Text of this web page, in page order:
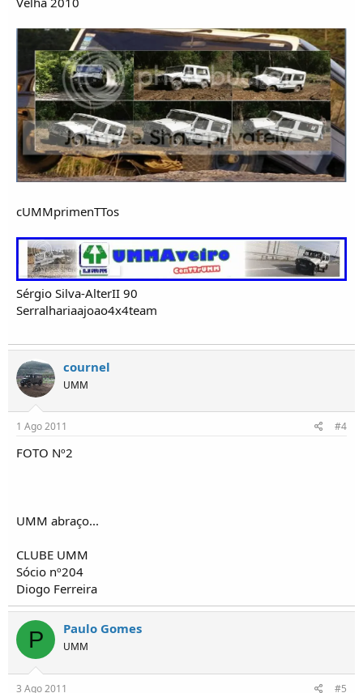
cUMMprimenTTos
Sérgio Silva-AlterII 90
Serralhariaajoao4x4team
cournel
UMM
1 Ago 2011 #4
FOTO Nº2
UMM abraço...
CLUBE UMM
Sócio nº204
Diogo Ferreira
P Paulo Gomes
UMM
3 Ago 2011 #5